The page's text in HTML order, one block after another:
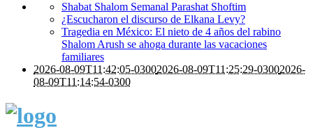
Shabat Shalom Semanal Parashat Shoftim
¿Escucharon el discurso de Elkana Levy?
Tragedia en México: El nieto de 4 años del rabino
Shalom Arush se ahoga durante las vacaciones
familiares
2026-08-09T11:42:05-03002026-08-09T11:25:29-03002026-
08-09T11:14:54-0300